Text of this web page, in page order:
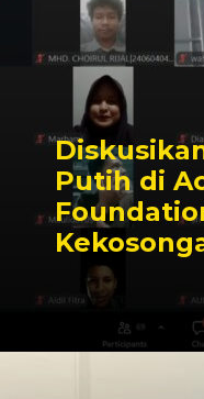
Putih di